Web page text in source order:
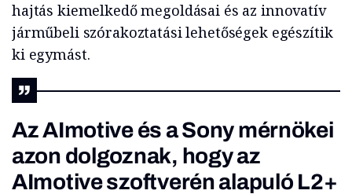
hajtás kiemelkedő megoldásai és az innovatív
járműbeli szórakoztatási lehetőségek egészítik
ki egymást.
Az AImotive és a Sony mérnökei
azon dolgoznak, hogy az
AImotive szoftverén alapuló L2+